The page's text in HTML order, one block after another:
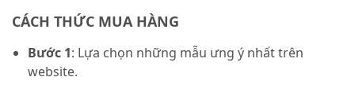
CÁCH THỨC MUA HÀNG
Bước 1: Lựa chọn những mẫu ưng ý nhất trên
website.